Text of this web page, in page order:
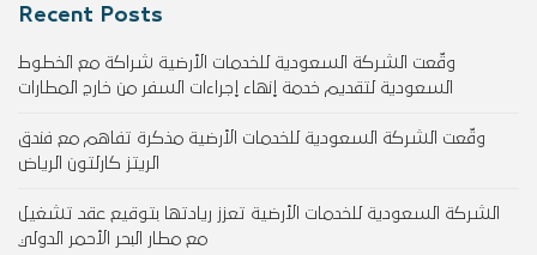
Recent Posts
وقّعت الشركة السعودية للخدمات الأرضية شراكة مع الخطوط
السعودية لتقديم خدمة إنهاء إجراءات السفر من خارج المطارات
وقّعت الشركة السعودية للخدمات الأرضية مذكرة تفاهم مع فندق
الريتز كارلتون الرياض
الشركة السعودية للخدمات الأرضية تعزز ريادتها بتوقيع عقد تشغيل
مع مطار البحر الأحمر الدولي